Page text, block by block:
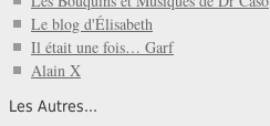
Le blog d'Élisabeth
Il était une fois… Garf
Alain X
Les Autres...